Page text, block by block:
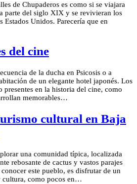
de Chupaderos es como si se viajara
parte del siglo XIX y se revivieran los
Estados Unidos. Parecería que en
del cine
de la ducha en Psicosis o a
de un elegante hotel japonés. Los
presentes en la historia del cine, como
memorables…
cultural en Baja
una comunidad típica, localizada
rebosante de cactus y vastos parajes
este pueblo, es disfrutar de un
cultura, como pocos en…